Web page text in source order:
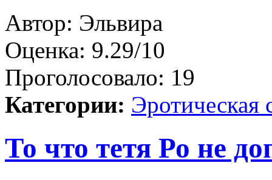
Автор: Эльвира
Оценка: 9.29/10
Проголосовало: 19
Категории: Эротическая
То что тетя Ро не